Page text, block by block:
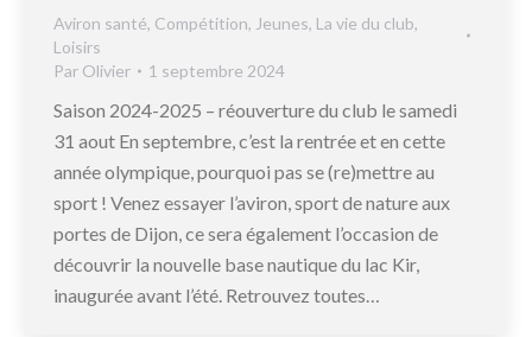
Aviron santé, Compétition, Jeunes, La vie du club,
Loisirs
Par Olivier 1 septembre 2024
Saison 2024-2025 – réouverture du club le samedi
31 aout En septembre, c’est la rentrée et en cette
année olympique, pourquoi pas se (re)mettre au
sport ! Venez essayer l’aviron, sport de nature aux
portes de Dijon, ce sera également l’occasion de
découvrir la nouvelle base nautique du lac Kir,
inaugurée avant l’été. Retrouvez toutes…